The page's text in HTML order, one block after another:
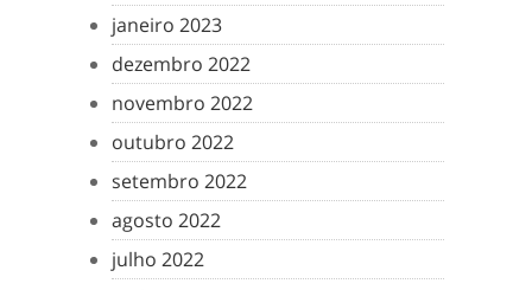
janeiro 2023
dezembro 2022
novembro 2022
outubro 2022
setembro 2022
agosto 2022
julho 2022